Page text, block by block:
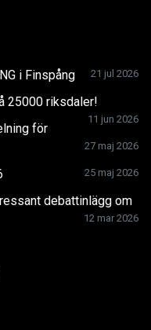
i Finspång 21 jul 2026
25000 riksdaler!
11 jun 2026
för
27 maj 2026
25 maj 2026
debattinlägg om
12 mar 2026